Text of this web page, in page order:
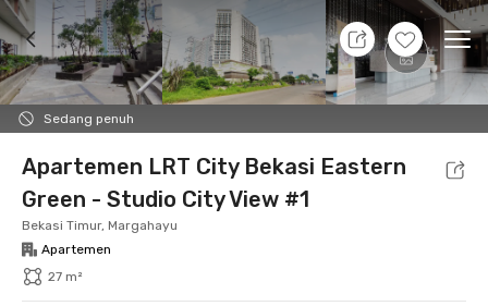
+17
Sedang penuh
7 Agt 26 - Belum tahu
Foto Fasilitas bersama Lokasi Aturan
Apartemen LRT City Bekasi Eastern
Green - Studio City View #1
Bekasi Timur, Margahayu
Apartemen
27 m²